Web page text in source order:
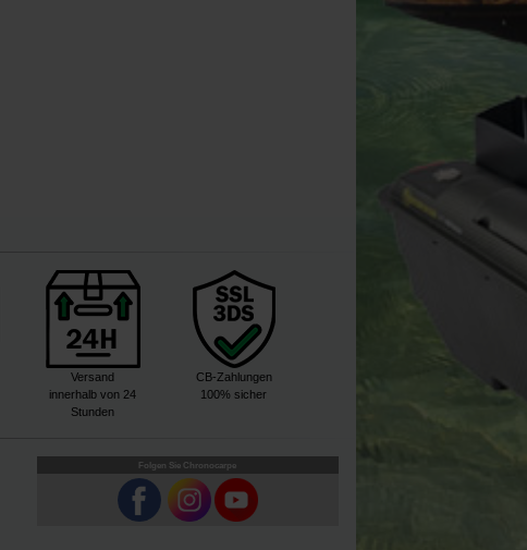
Versand
innerhalb von 24
Stunden
CB-Zahlungen
100% sicher
Folgen Sie Chronocarpe